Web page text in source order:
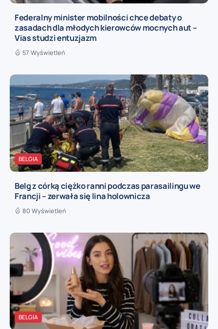
Federalny minister mobilności chce debaty o
zasadach dla młodych kierowców mocnych aut –
Vias studzi entuzjazm
57 Wyświetleń
BELGIA
Belg z córką ciężko ranni podczas parasailingu we
Francji – zerwała się lina holownicza
80 Wyświetleń
BELGIA